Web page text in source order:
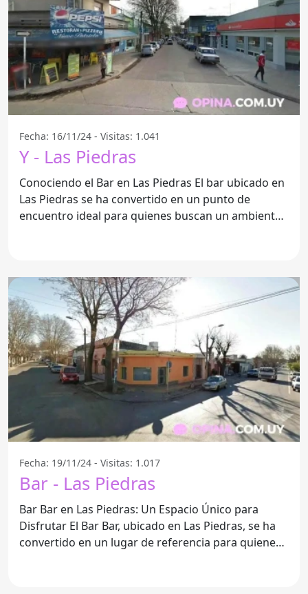
Fecha: 16/11/24 - Visitas: 1.041
Y - Las Piedras
Conociendo el Bar en Las Piedras El bar ubicado en
Las Piedras se ha convertido en un punto de
encuentro ideal para quienes buscan un ambiente
Fecha: 19/11/24 - Visitas: 1.017
Bar - Las Piedras
Bar Bar en Las Piedras: Un Espacio Único para
Disfrutar El Bar Bar, ubicado en Las Piedras, se ha
convertido en un lugar de referencia para quienes